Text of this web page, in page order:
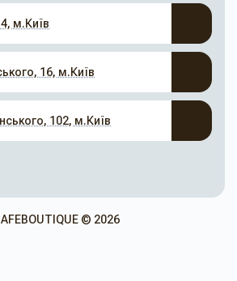
м.Київ
16, м.Київ
102, м.Київ
© 2026